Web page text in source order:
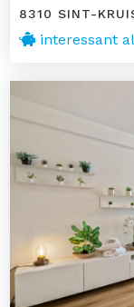
8310 SINT-
interessant